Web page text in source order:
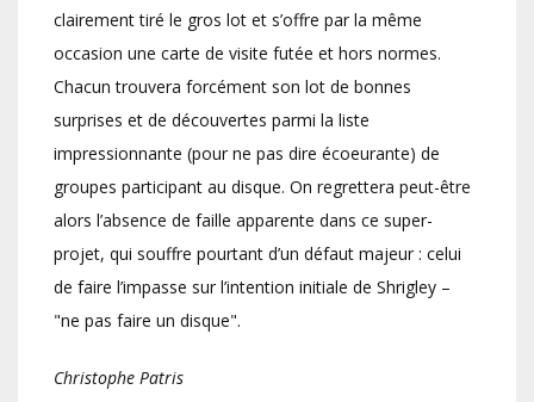
clairement tiré le gros lot et s’offre par la même
occasion une carte de visite futée et hors normes.
Chacun trouvera forcément son lot de bonnes
surprises et de découvertes parmi la liste
impressionnante (pour ne pas dire écoeurante) de
groupes participant au disque. On regrettera peut-être
alors l’absence de faille apparente dans ce super-
projet, qui souffre pourtant d’un défaut majeur : celui
de faire l’impasse sur l’intention initiale de Shrigley –
"ne pas faire un disque".
Christophe Patris